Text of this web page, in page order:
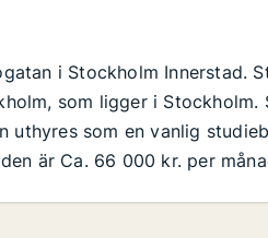
i Stockholm Innerstad.
som ligger i Stockholm.
uthyres som en vanlig
är Ca. 66 000 kr. per